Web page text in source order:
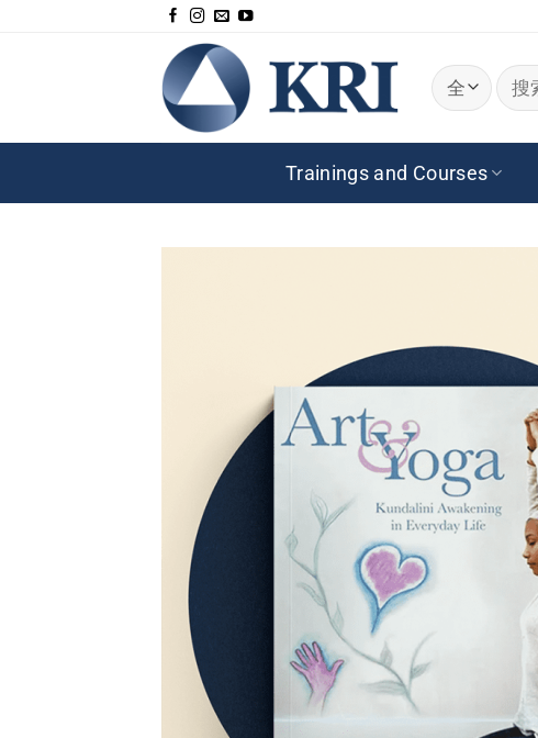
搜
索：
Trainings and Courses